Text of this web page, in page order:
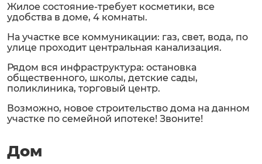
Жилое состояние-требует косметики, все
удобства в доме, 4 комнаты.
На участке все коммуникации: газ, свет, вода, по
улице проходит центральная канализация.
Рядом вся инфраструктура: остановка
общественного, школы, детские сады,
поликлиника, торговый центр.
Возможно, новое строительство дома на данном
участке по семейной ипотеке! Звоните!
Дом